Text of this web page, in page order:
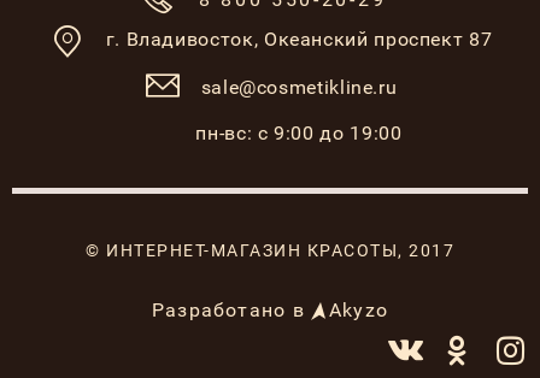
г. Владивосток, Океанский проспект 87
sale@cosmetikline.ru
пн-вс: с 9:00 до 19:00
© ИНТЕРНЕТ-МАГАЗИН КРАСОТЫ, 2017
Разработано в Akyzo